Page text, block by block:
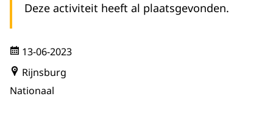
Deze activiteit heeft al plaatsgevonden.
13-06-2023
Rijnsburg
Nationaal